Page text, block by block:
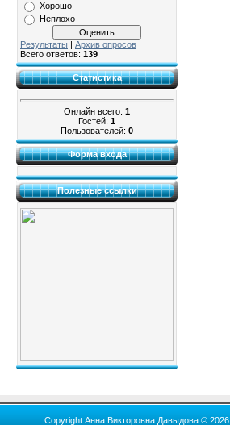
Хорошо
Неплохо
Результаты | Архив опросов
Всего ответов: 139
Статистика
Онлайн всего: 1
Гостей: 1
Пользователей: 0
Форма входа
Полезные ссылки
Copyright Анна Викторовна Давыдова © 2026